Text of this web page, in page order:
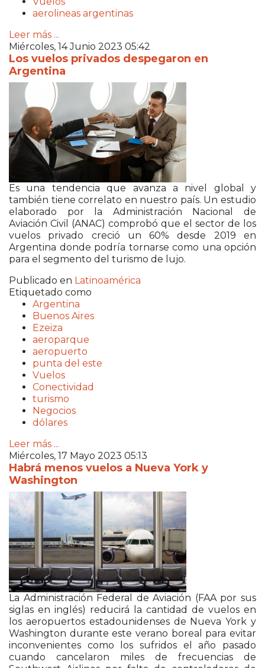
aerolineas argentinas
Leer más ...
Miércoles, 14 Junio 2023 05:42
Los vuelos privados despegaron en
Argentina
Es una tendencia que avanza a nivel global y
también tiene correlato en nuestro país. Un estudio
elaborado por la Administración Nacional de
Aviación Civil (ANAC) comprobó que el sector de los
vuelos privado creció un 60% desde 2019 en
Argentina donde podría tornarse como una opción
para el segmento del turismo de lujo.
Publicado en Latinoamérica
Etiquetado como
Argentina
Buenos Aires
Ezeiza
aeroparque
aeropuerto
punta del este
Vuelos
Conectividad
turismo
Negocios
dólares
Leer más ...
Miércoles, 17 Mayo 2023 05:13
Habrá menos vuelos a Nueva York y
Washington
La Administración Federal de Aviación (FAA por sus
siglas en inglés) reducirá la cantidad de vuelos en
los aeropuertos estadounidenses de Nueva York y
Washington durante este verano boreal para evitar
inconvenientes como los sufridos el año pasado
cuando cancelaron miles de frecuencias de